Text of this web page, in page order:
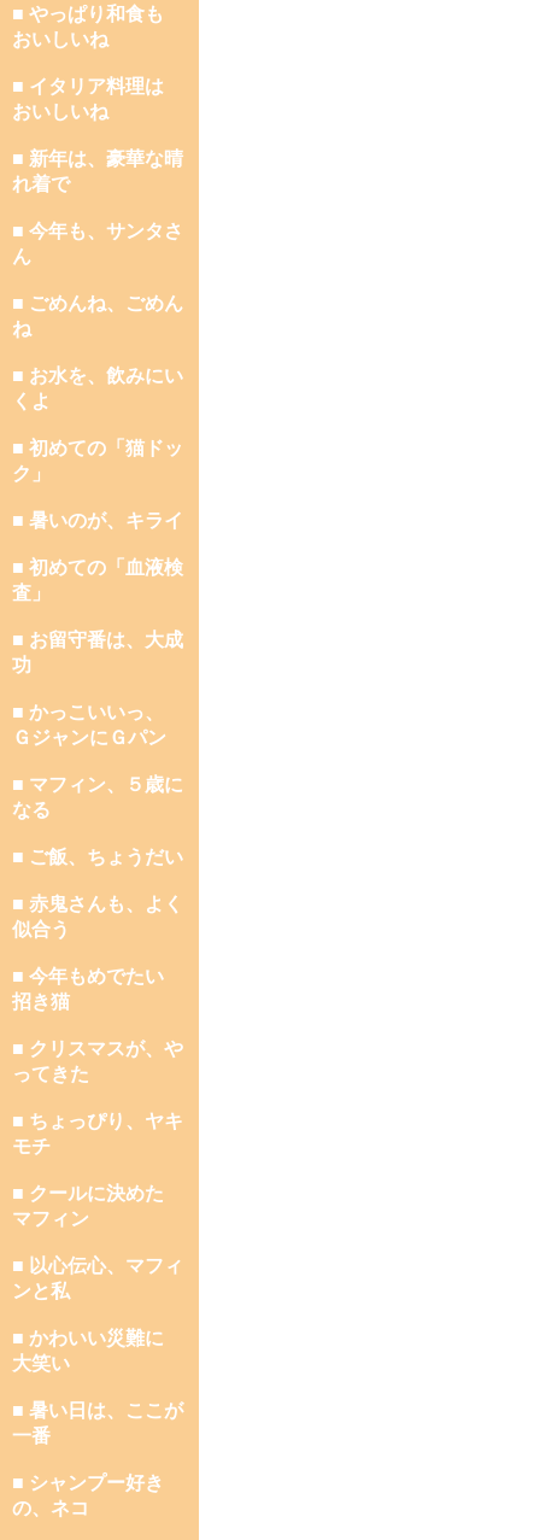
■ やっぱり和食も
おいしいね
■ イタリア料理は
おいしいね
■ 新年は、豪華な晴
れ着で
■ 今年も、サンタさ
ん
■ ごめんね、ごめん
ね
■ お水を、飲みにい
くよ
■ 初めての「猫ドッ
ク」
■ 暑いのが、キライ
■ 初めての「血液検
査」
■ お留守番は、大成
功
■ かっこいいっ、
ＧジャンにＧパン
■ マフィン、５歳に
なる
■ ご飯、ちょうだい
■ 赤鬼さんも、よく
似合う
■ 今年もめでたい
招き猫
■ クリスマスが、や
ってきた
■ ちょっぴり、ヤキ
モチ
■ クールに決めた
マフィン
■ 以心伝心、マフィ
ンと私
■ かわいい災難に
大笑い
■ 暑い日は、ここが
一番
■ シャンプー好き
の、ネコ